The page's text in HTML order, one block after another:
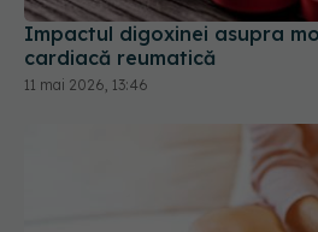
11 mai 2026, 13:46